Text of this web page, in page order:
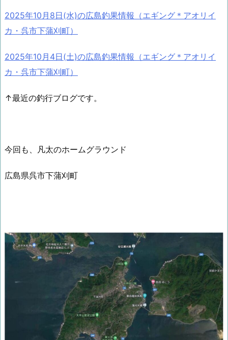
2025年10月8日(水)の広島釣果情報（エギング＊アオリイ
カ・呉市下蒲刈町）
2025年10月4日(土)の広島釣果情報（エギング＊アオリイ
カ・呉市下蒲刈町）
↑最近の釣行ブログです。
今回も、凡太のホームグラウンド
広島県呉市下蒲刈町